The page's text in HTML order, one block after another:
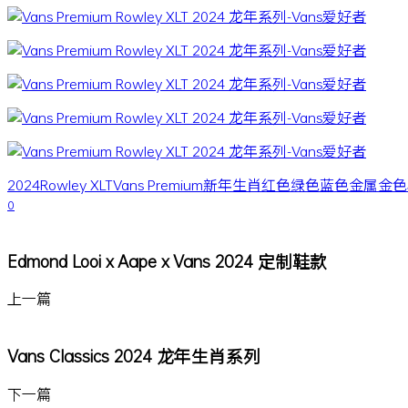
2024Rowley XLTVans Premium新年生肖红色绿色蓝色金属金色
0
Edmond Looi x Aape x Vans 2024 定制鞋款
上一篇
Vans Classics 2024 龙年生肖系列
下一篇